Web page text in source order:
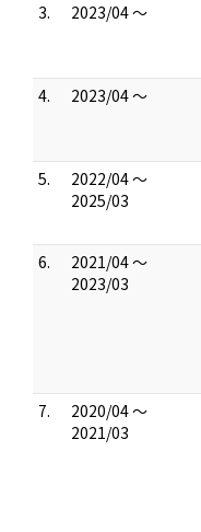
3.
2023/04 ～
4.
2023/04 ～
5.
2022/04 ～
2025/03
6.
2021/04 ～
2023/03
7.
2020/04 ～
2021/03